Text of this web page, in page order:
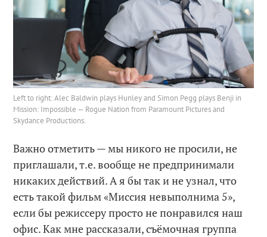
Left to right: Alec Baldwin plays Hunley and Simon Pegg plays Benji in
Mission: Impossible — Rogue Nation from Paramount Pictures and
Skydance Productions.
Важно отметить — мы никого не просили, не
приглашали, т.е. вообще не предпринимали
никаких действий. А я бы так и не узнал, что
есть такой фильм «Миссия невыполнима 5»,
если бы режиссеру просто не понравился наш
офис. Как мне рассказали, съёмочная группа